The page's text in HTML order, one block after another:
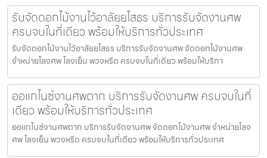
รับจัดดอกไม้งานไว้อาลัยยโสธร บริการรับจัดงานศพ
ครบจบในที่เดียว พร้อมให้บริการทั่วประเทศ
รับจัดดอกไม้งานไว้อาลัยยโสธร บริการรับจัดงานศพ จัดดอกไม้งานศพ
จำหน่ายโลงศพ โลงเย็น พวงหรีด ครบจบในที่เดียว พร้อมให้บริกา
ออแกไนซ์งานศพตาก บริการรับจัดงานศพ ครบจบในที่
เดียว พร้อมให้บริการทั่วประเทศ
ออแกไนซ์งานศพตาก บริการรับจัดงานศพ จัดดอกไม้งานศพ จำหน่ายโลง
ศพ โลงเย็น พวงหรีด ครบจบในที่เดียว พร้อมให้บริการทั่วประเทศ